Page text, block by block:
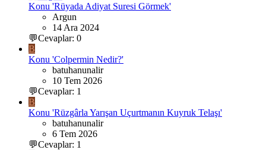
Konu 'Rüyada Adiyat Suresi Görmek'
Argun
14 Ara 2024
💬Cevaplar: 0
B
Konu 'Colpermin Nedir?'
batuhanunalir
10 Tem 2026
💬Cevaplar: 1
B
Konu 'Rüzgârla Yarışan Uçurtmanın Kuyruk Telaşı'
batuhanunalir
6 Tem 2026
💬Cevaplar: 1